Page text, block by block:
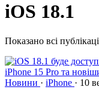
iOS 18.1
Показано всі
Новини · iPhone · 10